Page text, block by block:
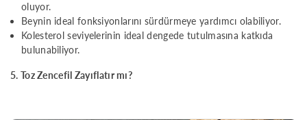
oluyor.
Beynin ideal fonksiyonlarını sürdürmeye yardımcı olabiliyor.
Kolesterol seviyelerinin ideal dengede tutulmasına katkıda
bulunabiliyor.
5. Toz Zencefil Zayıflatır mı?